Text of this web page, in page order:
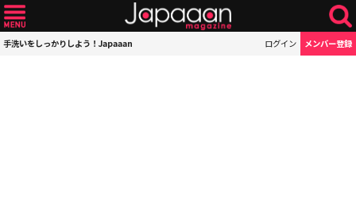
手洗いをしっかりしよう！Japaaan ログイン メンバー登録